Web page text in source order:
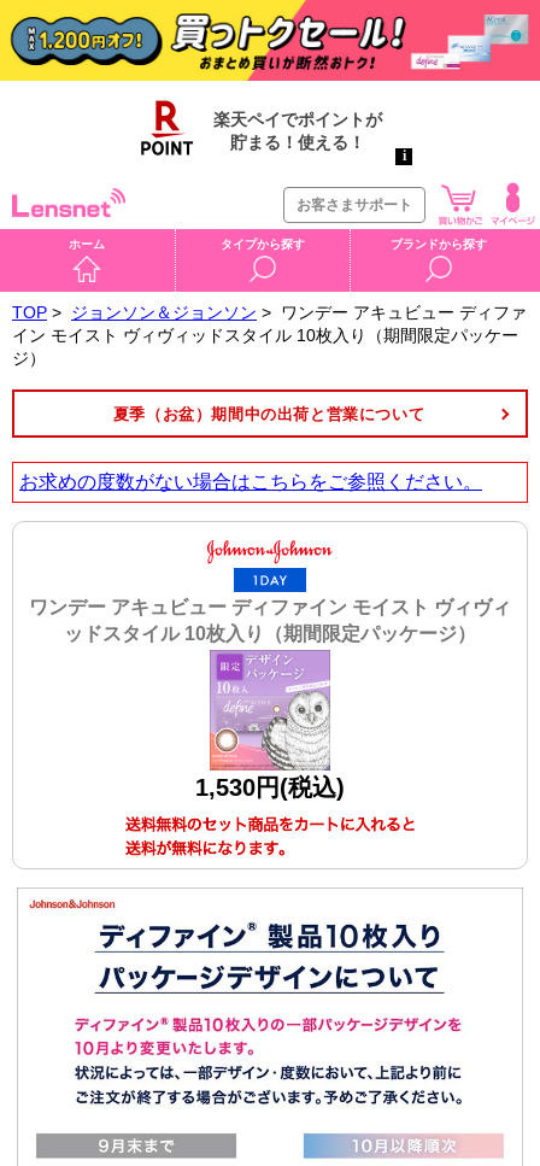
お客さまサポート
ホーム タイプから探す ブランドから探す
TOP > ジョンソン＆ジョンソン > ワンデー アキュビュー ディファ
イン モイスト ヴィヴィッドスタイル 10枚入り（期間限定パッケー
ジ）
夏季（お盆）期間中の出荷と営業について
お求めの度数がない場合はこちら をご参照ください。
ワンデー アキュビュー ディファイン モイスト ヴィヴィ
ッドスタイル 10枚入り（期間限定パッケージ）
1,530円(税込)